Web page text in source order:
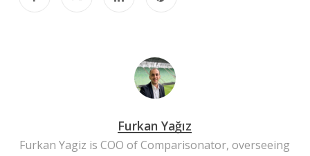
Furkan Yağız
Furkan Yagiz is COO of Comparisonator, overseeing